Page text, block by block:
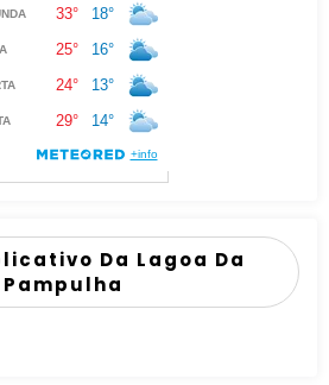
Da Lagoa Da
Pampulha